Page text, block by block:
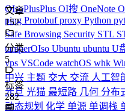
OIsoPlusPlus OI搜 OneNote
ping Protobufproxy Python
Safe Browsing Security STL
tamperOIso Ubuntu ubuntu U
vps VSCode watchOS whk
中兴 主题 交大 交流 人工智
元旦 光猫 最短路 几何 分布
动态规划 化学 单源 单调栈
文章
152
分类
5
标签
282